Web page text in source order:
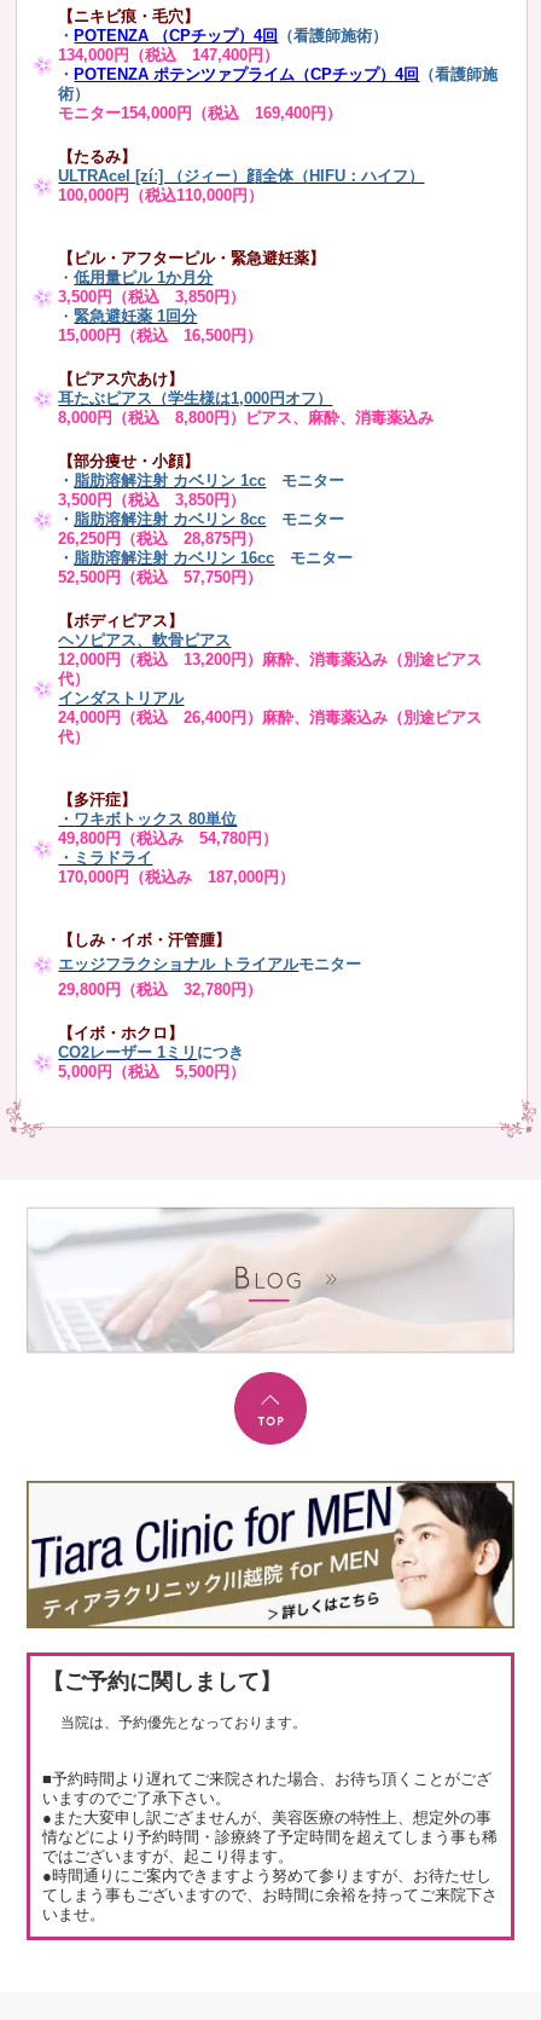
【ニキビ痕・毛穴】
・ POTENZA （CPチップ）4回
（看護師施術）
134,000円（税込 147,400円）
・ POTENZA ポテンツァプライム（CPチップ）4回
（看護師施
術）
モニター154,000円（税込 169,400円）
【たるみ】
ULTRAcel [zíː] （ジィー）顔全体（HIFU：ハイフ）
100,000円（税込110,000円）
【ピル・アフターピル・緊急避妊薬】
・低用量ピル 1か月分
3,500円（税込 3,850円）
・緊急避妊薬 1回分
15,000円（税込 16,500円）
【ピアス穴あけ】
耳たぶピアス（学生様は1,000円オフ）
8,000円（税込 8,800円）ピアス、麻酔、消毒薬込み
【部分痩せ・小顔】
・ 脂肪溶解注射 カベリン 1cc モニター
3,500円（税込 3,850円）
・ 脂肪溶解注射 カベリン 8cc モニター
26,250円（税込 28,875円）
・ 脂肪溶解注射 カベリン 16cc
モニター
52,500円（税込 57,750円）
【ボディピアス】
ヘソピアス、軟骨ピアス
12,000円（税込 13,200円）麻酔、消毒薬込み（別途ピアス
代）
インダストリアル
24,000円（税込 26,400円）麻酔、消毒薬込み（別途ピアス
代）
【多汗症】
・ ワキボトックス 80単位
49,800円（税込み 54,780円）
・ミラドライ
170,000円（税込み 187,000円）
【しみ・イボ・汗管腫】
エッジフラクショナル トライアルモニター
29,800円（税込 32,780円）
【イボ・ホクロ】
CO2レーザー 1ミリ につき
5,000円（税込 5,500円）
【ご予約に関しまして】
当院は、予約優先となっております。
■予約時間より遅れてご来院された場合、お待ち頂くことがござ
いますのでご了承下さい。
●また大変申し訳ござませんが、美容医療の特性上、想定外の事
情などにより予約時間・診療終了予定時間を超えてしまう事も稀
ではございますが、起こり得ます。
●時間通りにご案内できますよう努めて参りますが、お待たせし
てしまう事もございますので、お時間に余裕を持ってご来院下さ
いませ。